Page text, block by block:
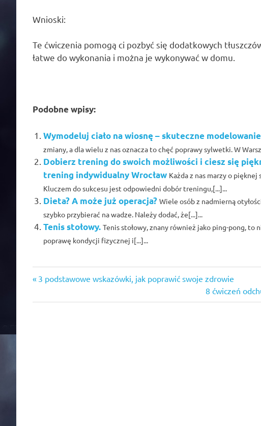
Wnioski:
Te ćwiczenia pomogą ci pozbyć się dodatkowych
łatwe do wykonania i można je wykonywać w domu.
Podobne wpisy:
Wymodeluj ciało na wiosnę – skuteczne
zmiany, a dla wielu z nas oznacza to chęć poprawy sylwetki. W
Dobierz trening do swoich możliwości i ciesz się
trening indywidualny Wrocław Każda z nas marzy o
Kluczem do sukcesu jest odpowiedni dobór treningu,[...]...
Dieta? A może już operacja? Wiele osób z nadmierną
szybko przybierać na wadze. Należy dodać, że[...]...
Tenis stołowy. Tenis stołowy, znany również jako ping-pong, to
poprawę kondycji fizycznej i[...]...
Nawigacja
wpisu
Previous
3 podstawowe wskazówki, jak poprawić swoje zdrowie
Next
Post:
8 ćwiczeń